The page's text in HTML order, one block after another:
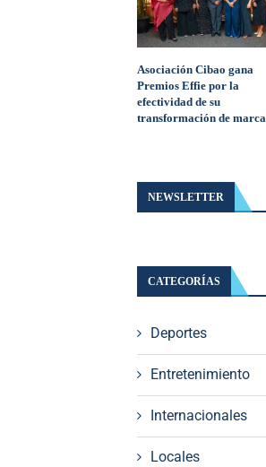
Asociación Cibao gana
Premios Effie por la
efectividad de su
transformación de marca
NEWSLETTER
CATEGORÍAS
Deportes
Entretenimiento
Internacionales
Locales